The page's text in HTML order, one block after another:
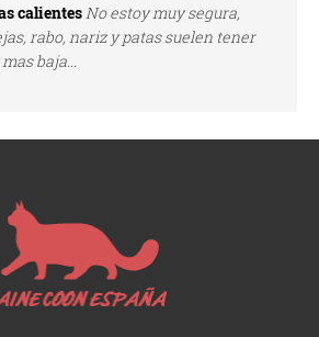
calientesNo estoy muy segura,
rabo, nariz y patas suelen tener
baja...